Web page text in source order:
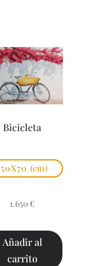
Bicicleta
50X70 (cm)
1.650 €
Añadir al
carrito